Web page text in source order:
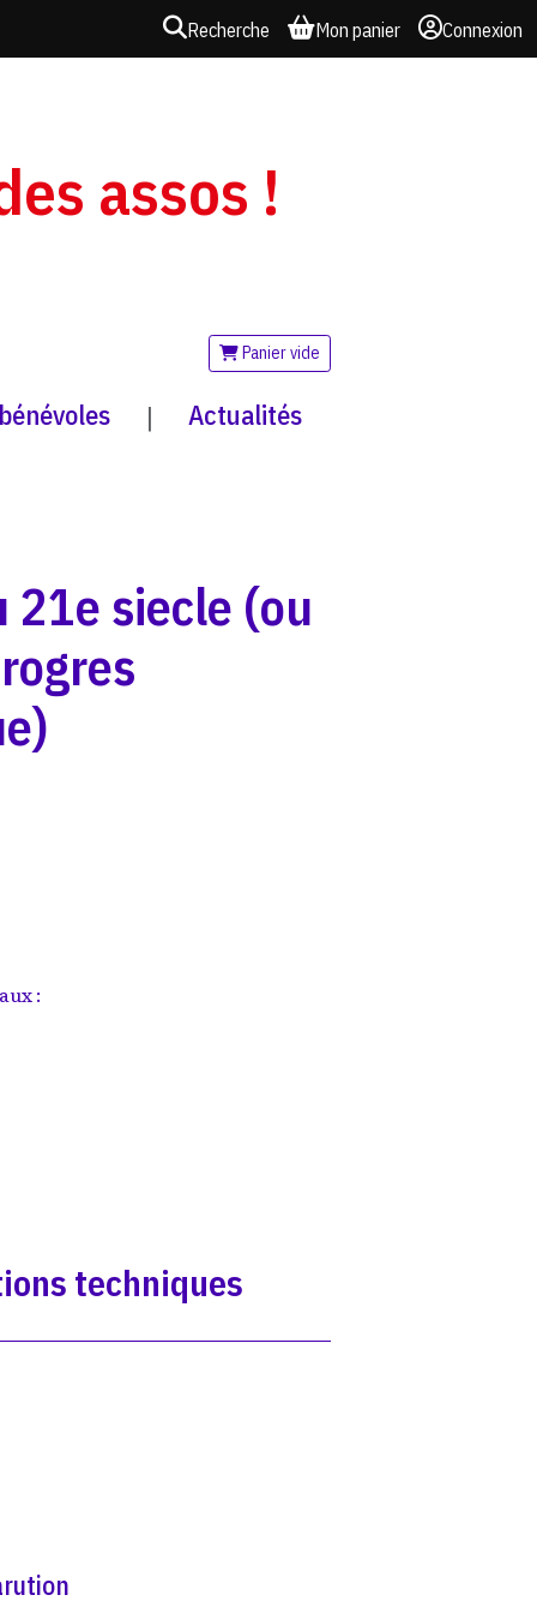
Recherche Mon panier Connexion
assos !
Panier vide
| Actualités
siecle (ou
:
techniques